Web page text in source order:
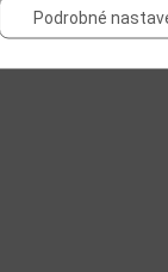
Podrobné